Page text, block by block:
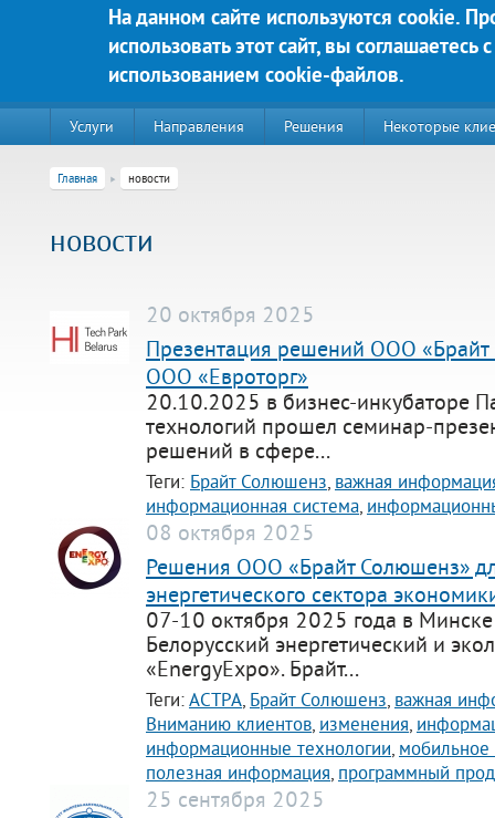
На данном сайте используются cookie.
использовать этот сайт, вы соглашаетесь с
использованием cookie-файлов.
Перейти к основному содержанию
220020, г. Минск, пр-т Победителей д. 89, корп. 3, этаж 5,
Техническая поддержка:
тел.:+375 (44) 555-90-25
support@bs-solutions.by
Приемная
+375 (44) 555-10-92
contact@bs-solutions.by
Бухгалтерия
+375 (44) 555-39-05
buh@bs-solutions.by
Яркие решения для Вашего
Услуги Направления Решения Некоторые
Главная новости
новости
20 октября 2025
Презентация решений ООО
ООО «Евроторг»
20.10.2025 в бизнес-инкубаторе
технологий прошел семинар-
решений в сфере...
Теги: Брайт Солюшенз, важная
информационная система,
08 октября 2025
Решения ООО «Брайт Солюшенз»
энергетического сектора
07-10 октября 2025 года в
Белорусский энергетический и
«EnergyExpo». Брайт...
Теги:АСТРА, Брайт Солюшенз, важная
Вниманию клиентов, изменения,
информационные технологии,
полезная информация, программный
25 сентября 2025